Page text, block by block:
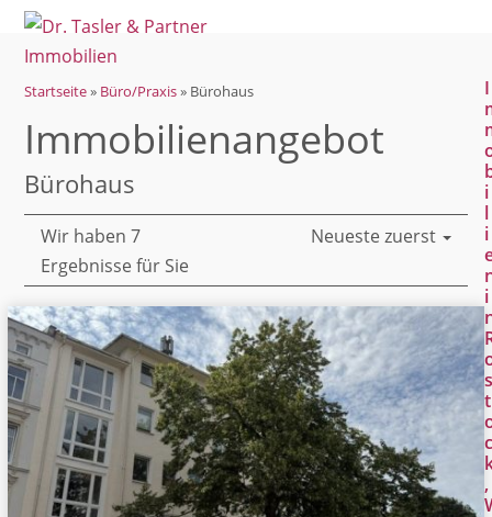
SkipOpen
mobile
menu
Close
mobile
menu
Startseite» Büro/Praxis» Bürohaus
Immobilien­angebot
Bürohaus
Wir haben 7
Ergebnisse für Sie
Neueste zuerst
I
i
l
i
i
s
t
c
,